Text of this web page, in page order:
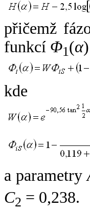
přičemž
funkcí Φ1(α
kde
a parametry
C2 = 0,238.